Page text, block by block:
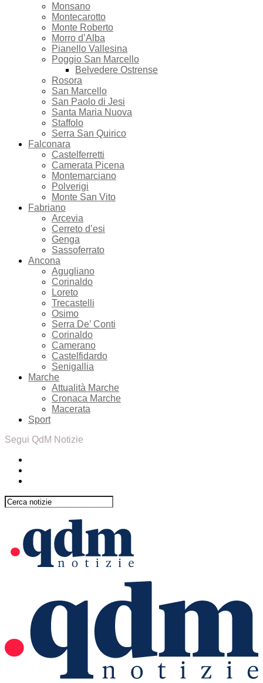
Monsano
Montecarotto
Monte Roberto
Morro d’Alba
Pianello Vallesina
Poggio San Marcello
Belvedere Ostrense
Rosora
San Marcello
San Paolo di Jesi
Santa Maria Nuova
Staffolo
Serra San Quirico
Falconara
Castelferretti
Camerata Picena
Montemarciano
Polverigi
Monte San Vito
Fabriano
Arcevia
Cerreto d’esi
Genga
Sassoferrato
Ancona
Agugliano
Corinaldo
Loreto
Trecastelli
Osimo
Serra De’ Conti
Corinaldo
Camerano
Castelfidardo
Senigallia
Marche
Attualità Marche
Cronaca Marche
Macerata
Sport
Segui QdM Notizie